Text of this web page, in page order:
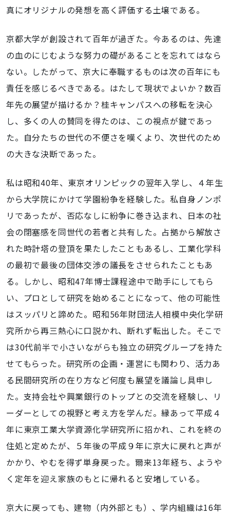
真にオリジナルの発想を高く評価する土壌である。
京都大学が創設されて百年が過ぎた。今あるのは、先達
の血のにじむような努力の礎があることを忘れてはなら
ない。したがって、京大に奉職するものは次の百年にも
責任を感じるべきである。はたして現状でよいか？数百
年先の展望が描けるか？桂キャンパスへの移転を決心
し、多くの人の賛同を得たのは、この視点が鍵であっ
た。自分たちの世代の不便さを嘆くより、次世代のため
の大きな決断であった。
私は昭和40年、東京オリンピックの翌年入学し、４年生
から大学院にかけて学園紛争を経験した。私自身ノンポ
リであったが、否応なしに紛争に巻き込まれ、日本の社
会の閉塞感を同世代の若者と共有した。占拠から解放さ
れた時計塔の登頂を果たしたこともあるし、工業化学科
の最初で最後の団体交渉の議長をさせられたこともあ
る。しかし、昭和47年博士課程途中で助手にしてもら
い、プロとして研究を始めることになって、他の可能性
はスッパリと諦めた。昭和56年財団法人相模中央化学研
究所から再三熱心に口説かれ、断れず転出した。そこで
は30代前半で小さいながらも独立の研究グループを持た
せてもらった。研究所の企画・運営にも関わり、活力あ
る民間研究所の在り方など何度も展望を議論し具申し
た。支持会社や興業銀行のトップとの交流を経験し、リ
ーダーとしての視野と考え方を学んだ。縁あって平成４
年に東京工業大学資源化学研究所に招かれ、これを終の
住処と定めたが、５年後の平成９年に京大に戻れと声が
かかり、やむを得ず単身戻った。爾来13年経ち、ようや
く定年を迎え家族のもとに帰れると安堵している。
京大に戻っても、建物（内外部とも）、学内組織は16年